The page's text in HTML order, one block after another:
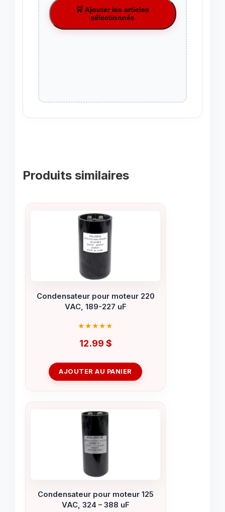
🛒 Ajouter les articles
sélectionnés
Produits similaires
Condensateur pour moteur 220
VAC, 189-227 uF
12.99 $
AJOUTER AU PANIER
Condensateur pour moteur 125
VAC, 324 – 388 uF